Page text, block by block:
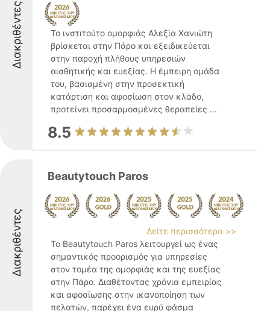
Διακριθέντες
Το ινστιτούτο ομορφιάς Αλεξία Χανιώτη
βρίσκεται στην Πάρο και εξειδικεύεται
στην παροχή πλήθους υπηρεσιών
αισθητικής και ευεξίας. Η έμπειρη ομάδα
του, βασισμένη στην προσεκτική
κατάρτιση και αφοσίωση στον κλάδο,
προτείνει προσαρμοσμένες θεραπείες ...
8.5
Διακριθέντες
Beautytouch Paros
Δείτε περισσότερα >>
Το Beautytouch Paros λειτουργεί ως ένας
σημαντικός προορισμός για υπηρεσίες
στον τομέα της ομορφιάς και της ευεξίας
στην Πάρο. Διαθέτοντας χρόνια εμπειρίας
και αφοσίωσης στην ικανοποίηση των
πελατών, παρέχει ένα ευρύ φάσμα